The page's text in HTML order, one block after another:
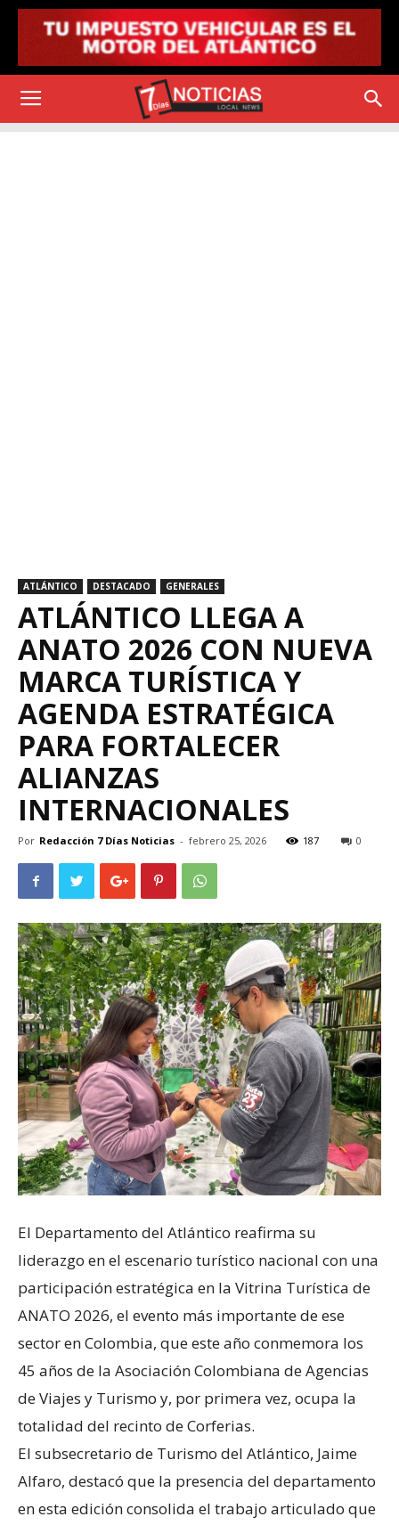
ATLÁNTICO DESTACADO GENERALES
ATLÁNTICO LLEGA A
ANATO 2026 CON NUEVA
MARCA TURÍSTICA Y
AGENDA ESTRATÉGICA
PARA FORTALECER
ALIANZAS
INTERNACIONALES
Por Redacción 7 Días Noticias - febrero 25, 2026 187 0
El Departamento del Atlántico reafirma su
liderazgo en el escenario turístico nacional con una
participación estratégica en la Vitrina Turística de
ANATO 2026, el evento más importante de ese
sector en Colombia, que este año conmemora los
45 años de la Asociación Colombiana de Agencias
de Viajes y Turismo y, por primera vez, ocupa la
totalidad del recinto de Corferias.
El subsecretario de Turismo del Atlántico, Jaime
Alfaro, destacó que la presencia del departamento
en esta edición consolida el trabajo articulado que